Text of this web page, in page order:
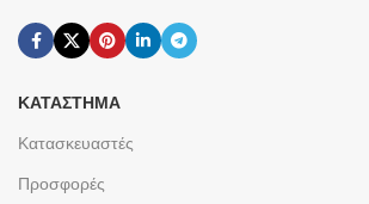
ΚΑΤΆΣΤΗΜΑ
Κατασκευαστές
Προσφορές